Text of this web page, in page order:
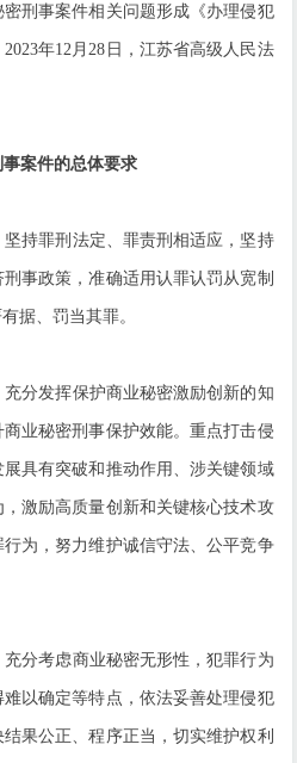
刑事案件相关问题形成《办理侵犯
年12月28日，江苏省高级人民法
案件的总体要求
持罪刑法定、罪责刑相适应，坚持
事政策，准确适用认罪认罚从宽制
据、罚当其罪。
分发挥保护商业秘密激励创新的知
业秘密刑事保护效能。重点打击侵
具有突破和推动作用、涉关键领域
激励高质量创新和关键核心技术攻
为，努力维护诚信守法、公平竞争
分考虑商业秘密无形性，犯罪行为
以确定等特点，依法妥善处理侵犯
果公正、程序正当，切实维护权利